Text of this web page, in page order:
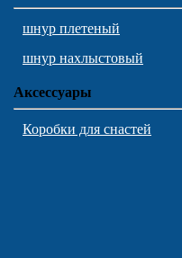
шнур плетеный
шнур нахлыстовый
Аксессуары
Коробки для снастей